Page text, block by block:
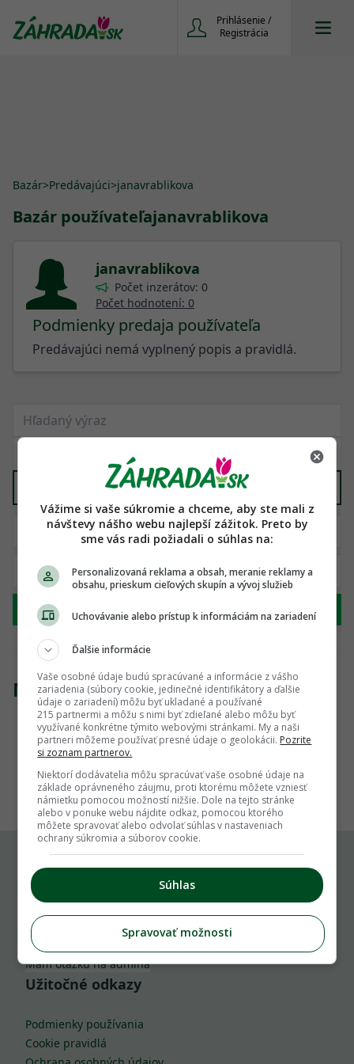
Prihlásenie /
Registrácia
Bazár>Predávajúci>janavrablikova
Bazár používateľajanavrablikova
janavrablikova
Počet inzerátov: 0
Počet hodnotení: 0
Podmienky predaja používateľa
Predávajúci nemá vyplnený popis a pravidlá.
Hľadať
Nenašli sme žiadny produkt
1
Komu môžeš napísať
info@zahrada.sk
Nahlás chybu
Mám otázku na admina
Užitočné odkazy
Podmienky používania
Cookie pravidlá
Vážime si vaše súkromie a chceme, aby ste mali z
návštevy nášho webu najlepší zážitok. Preto by
sme vás radi požiadali o súhlas na:
Personalizovaná reklama a obsah, meranie reklamy a
obsahu, prieskum cieľových skupín a vývoj služieb
Uchovávanie alebo prístup k informáciám na zariadení
Ďalšie informácie
Vaše osobné údaje budú spracúvané a informácie z vášho
zariadenia (súbory cookie, jedinečné identifikátory a ďalšie
údaje o zariadení) môžu byť ukladané a používané
215 partnermi a môžu s nimi byť zdieľané alebo môžu byť
využívané konkrétne týmito webovými stránkami. My a naši
partneri môžeme používať presné údaje o geolokácii. Pozrite
si zoznam partnerov.
Niektorí dodávatelia môžu spracúvať vaše osobné údaje na
základe oprávneného záujmu, proti ktorému môžete vzniesť
námietku pomocou možností nižšie. Dole na tejto stránke
alebo v ponuke webu nájdite odkaz, pomocou ktorého
môžete spravovať alebo odvolať súhlas v nastaveniach
ochrany súkromia a súborov cookie.
Súhlas
Spravovať možnosti